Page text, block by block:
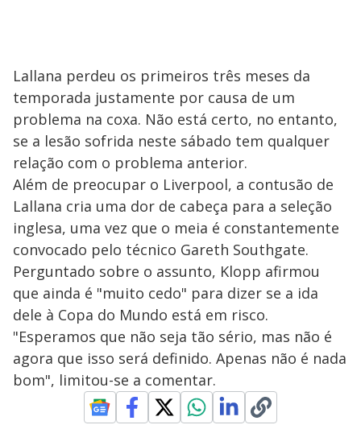
Lallana perdeu os primeiros três meses da
temporada justamente por causa de um
problema na coxa. Não está certo, no entanto,
se a lesão sofrida neste sábado tem qualquer
relação com o problema anterior.
Além de preocupar o Liverpool, a contusão de
Lallana cria uma dor de cabeça para a seleção
inglesa, uma vez que o meia é constantemente
convocado pelo técnico Gareth Southgate.
Perguntado sobre o assunto, Klopp afirmou
que ainda é "muito cedo" para dizer se a ida
dele à Copa do Mundo está em risco.
"Esperamos que não seja tão sério, mas não é
agora que isso será definido. Apenas não é nada
bom", limitou-se a comentar.